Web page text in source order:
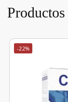
-22%